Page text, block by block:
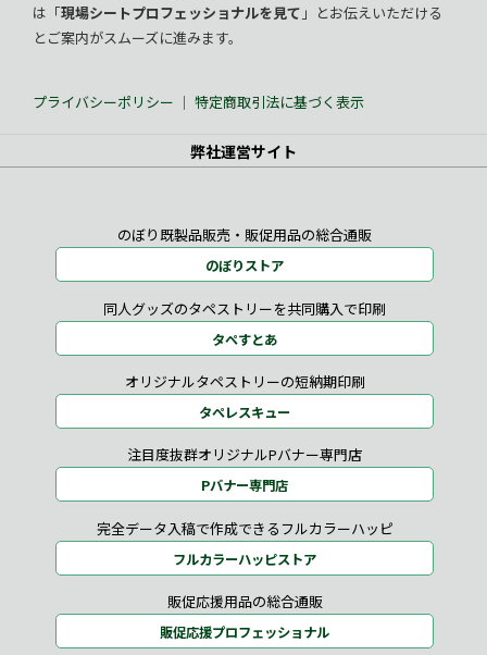
は「現場シートプロフェッショナルを見て 」とお伝えいただける
とご案内がスムーズに進みます。
プライバシーポリシー ｜ 特定商取引法に基づく表示
弊社運営サイト
のぼり既製品販売・販促用品の総合通販
のぼりストア
同人グッズのタペストリーを共同購入で印刷
タペすとあ
オリジナルタペストリーの短納期印刷
タペレスキュー
注目度抜群オリジナルPバナー専門店
Pバナー専門店
完全データ入稿で作成できるフルカラーハッピ
フルカラーハッピストア
販促応援用品の総合通販
販促応援プロフェッショナル